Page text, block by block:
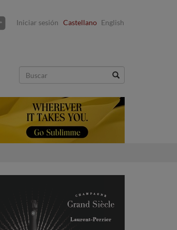
Iniciar sesión Castellano English